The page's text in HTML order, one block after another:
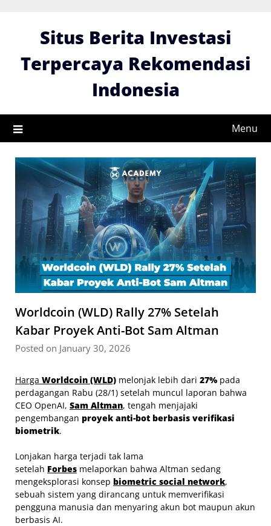
Situs Berita Investasi
Terpercaya Rekomendasi
Indonesia
Menu
Worldcoin (WLD) Rally 27% Setelah
Kabar Proyek Anti-Bot Sam Altman
Posted on January 30, 2026
Harga Worldcoin (WLD) melonjak lebih dari 27% pada
perdagangan Rabu (28/1) setelah muncul laporan bahwa
CEO OpenAI, Sam Altman, tengah menjajaki
pengembangan proyek anti-bot berbasis verifikasi
biometrik.
Lonjakan harga terjadi tak lama
setelah Forbes melaporkan bahwa Altman sedang
mengeksplorasi konsep biometric social network,
sebuah sistem yang dirancang untuk memverifikasi
pengguna manusia dan menyaring akun bot maupun akun
berbasis AI.